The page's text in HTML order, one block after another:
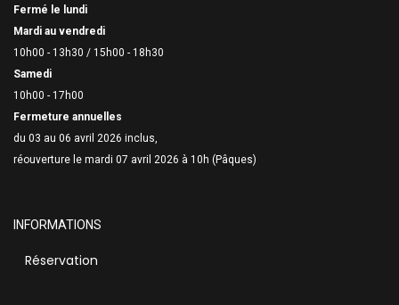
Fermé le lundi
Mardi au vendredi
10h00 - 13h30 / 15h00 - 18h30
Samedi
10h00 - 17h00
Fermeture annuelles
du 03 au 06 avril 2026 inclus,
réouverture le mardi 07 avril 2026 à 10h (Pâques)
INFORMATIONS
Réservation